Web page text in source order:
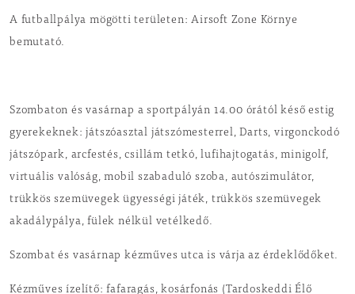
A futballpálya mögötti területen: Airsoft Zone Környe
bemutató.
Szombaton és vasárnap a sportpályán 14.00 órától késő estig
gyerekeknek: játszóasztal játszómesterrel, Darts, virgonckodó
játszópark, arcfestés, csillám tetkó, lufihajtogatás, minigolf,
virtuális valóság, mobil szabaduló szoba, autószimulátor,
trükkös szemüvegek ügyességi játék, trükkös szemüvegek
akadálypálya, fülek nélkül vetélkedő.
Szombat és vasárnap kézműves utca is várja az érdeklődőket.
Kézműves ízelítő: fafaragás, kosárfonás (Tardoskeddi Élő